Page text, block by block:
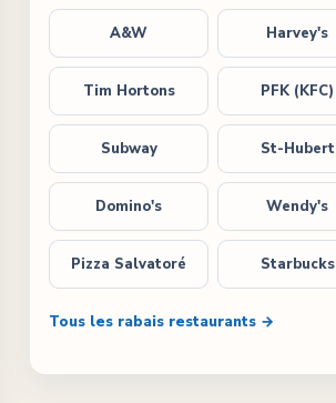
A&W Harvey's
Tim Hortons PFK (KFC)
Subway St-Hubert
Domino's Wendy's
Pizza Salvatoré Starbucks
Tous les rabais restaurants →